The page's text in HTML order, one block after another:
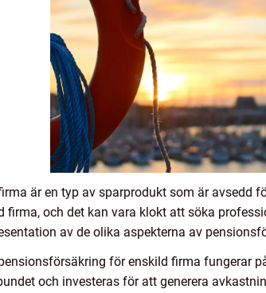
är en typ av sparprodukt som är avsedd
firma, och det kan vara klokt att söka
av de olika aspekterna av
för enskild firma fungerar
och investeras för att generera